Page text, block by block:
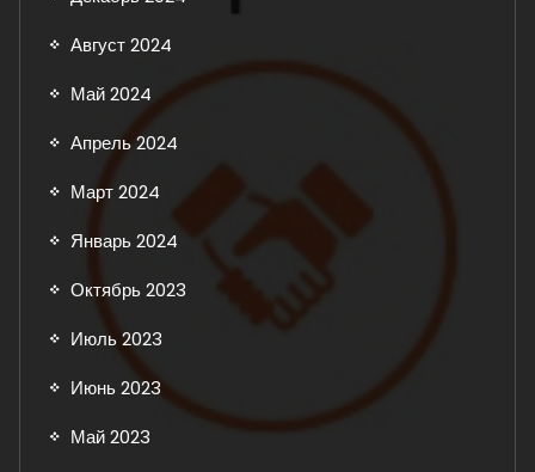
Август 2024
Май 2024
Апрель 2024
Март 2024
Январь 2024
Октябрь 2023
Июль 2023
Июнь 2023
Май 2023